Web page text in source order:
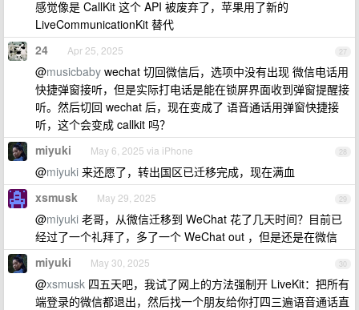
感觉像是 CallKit 这个 API 被废弃了，苹果用了新的
LiveCommunicationKit 替代
27
24 Apr 25, 2025
@musicbaby wechat 切回微信后，选项中没有出现 微信电话用
快捷弹窗接听，但是实际打电话是能在锁屏界面收到弹窗提醒接
听。然后切回 wechat 后，现在变成了 语音通话用弹窗快捷接
听，这个会变成 callkit 吗？
28
miyuki May 6, 2025 via iPhone
@miyuki 来还愿了，转出国区已迁移完成，现在满血
29
xsmusk May 29, 2025
@miyuki 老哥，从微信迁移到 WeChat 花了几天时间？目前已
经过了一个礼拜了，多了一个 WeChat out ，但是还是在微信
30
miyuki May 30, 2025
@xsmusk 四五天吧，我试了网上的方法强制开 LiveKit：把所有
端登录的微信都退出，然后找一个朋友给你打四三遍语音通话直